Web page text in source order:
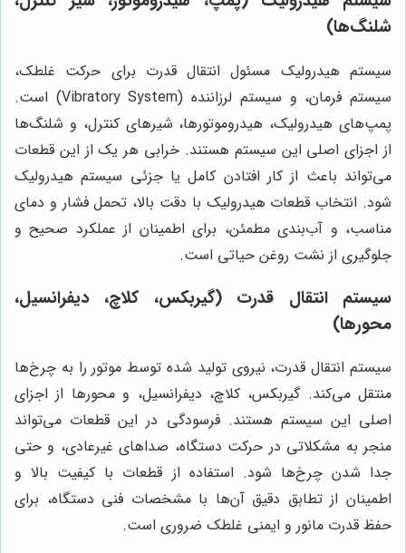
شلنگ‌ها)
سیستم هیدرولیک مسئول انتقال قدرت برای حرکت غلطک،
سیستم فرمان، و سیستم لرزاننده (Vibratory System) است.
پمپ‌های هیدرولیک، هیدروموتورها، شیرهای کنترل، و شلنگ‌ها
از اجزای اصلی این سیستم هستند. خرابی هر یک از این قطعات
می‌تواند باعث از کار افتادن کامل یا جزئی سیستم هیدرولیک
شود. انتخاب قطعات هیدرولیک با دقت بالا، تحمل فشار و دمای
مناسب، و آب‌بندی مطمئن، برای اطمینان از عملکرد صحیح و
جلوگیری از نشت روغن حیاتی است.
سیستم انتقال قدرت (گیربکس، کلاچ، دیفرانسیل،
محورها)
سیستم انتقال قدرت، نیروی تولید شده توسط موتور را به چرخ‌ها
منتقل می‌کند. گیربکس، کلاچ، دیفرانسیل، و محورها از اجزای
اصلی این سیستم هستند. فرسودگی در این قطعات می‌تواند
منجر به مشکلاتی در حرکت دستگاه، صداهای غیرعادی، و حتی
جدا شدن چرخ‌ها شود. استفاده از قطعات با کیفیت بالا و
اطمینان از تطابق دقیق آن‌ها با مشخصات فنی دستگاه، برای
حفظ قدرت مانور و ایمنی غلطک ضروری است.